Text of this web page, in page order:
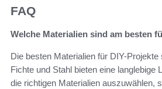
FAQ
Welche Materialien sind am besten
Die besten Materialien für DIY-
Fichte und Stahl bieten eine
die richtigen Materialien auszuwählen,